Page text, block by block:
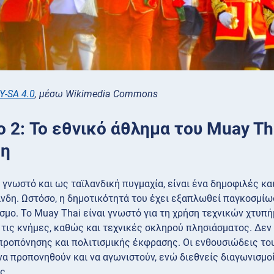
SA 4.0, μέσω Wikimedia Commons
2: Το εθνικό άθλημα του Muay
και ως ταϊλανδική πυγμαχία, είναι ένα δημοφιλές
Ωστόσο, η δημοτικότητά του έχει εξαπλωθεί
Το Muay Thai είναι γνωστό για τη χρήση τεχνικών
τις κνήμες, καθώς και τεχνικές σκληρού πλησιάσματος.
και πολιτισμικής έκφρασης. Οι ενθουσιώδεις
προπονηθούν και να αγωνιστούν, ενώ διεθνείς